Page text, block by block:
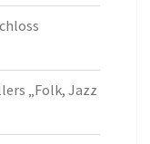
„Folk, Jazz